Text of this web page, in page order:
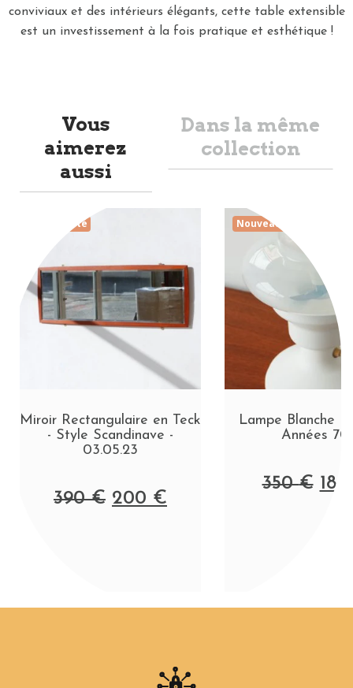
conviviaux et des intérieurs élégants, cette table extensible
est un investissement à la fois pratique et esthétique !
Vous
aimerez
aussi
Dans la même
collection
Nouveauté
Miroir Rectangulaire en Teck
- Style Scandinave -
03.05.23
390€ 200 €
Nouveauté
Lampe Blanche
Années 70
350€